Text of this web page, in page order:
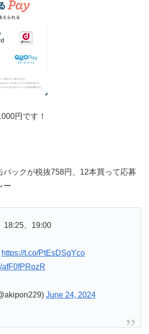
円です！
パックが税抜758円、12本買って応募
ー
18:25、19:00
https://t.co/PtEsDSgYco
afF0fPRozR
June 24, 2024